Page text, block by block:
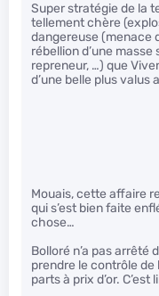
Super stratégie de la
tellement chère
dangereuse (menace
rébellion d’une
repreneur, …) que
d’une belle plus valus
Mouais, cette affaire
qui s’est bien faite
chose…
Bolloré n’a pas arrêté
prendre le contrôle
parts à prix d’or.